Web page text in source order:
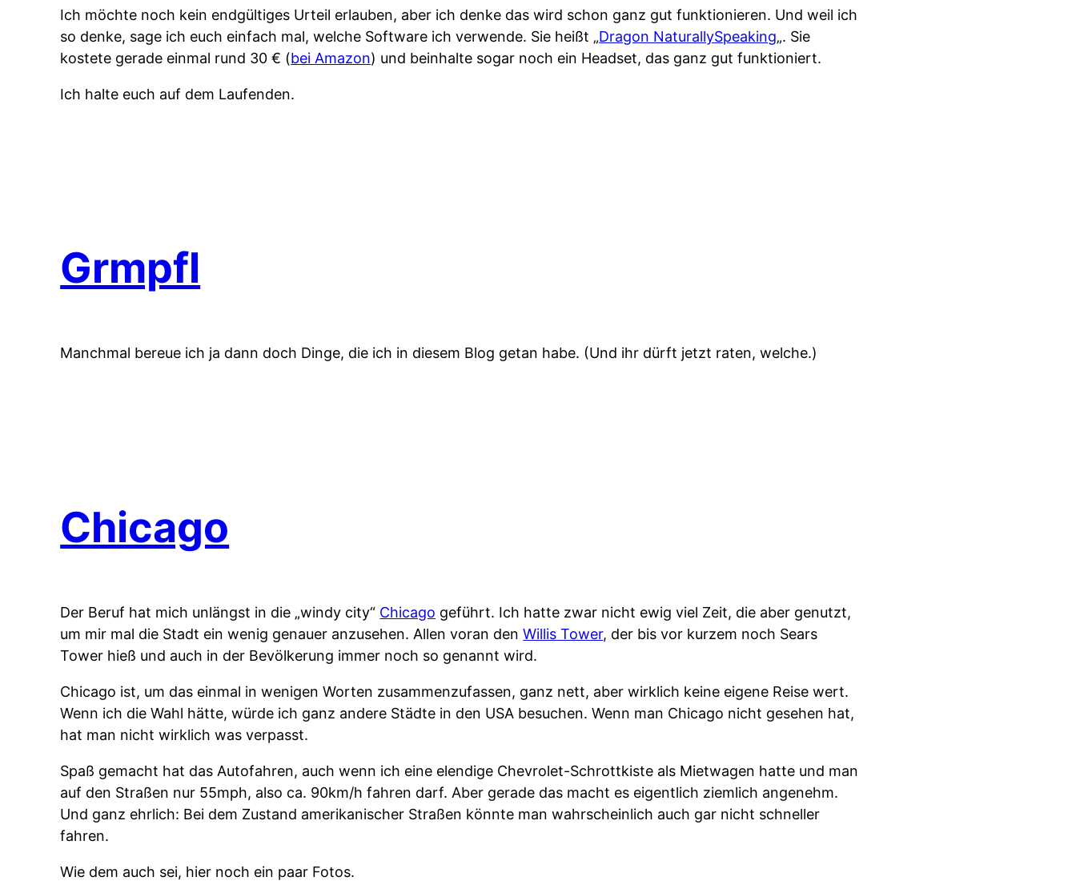
Ich möchte noch kein endgültiges Urteil erlauben, aber ich denke das wird schon ganz gut funktionieren. Und weil ich
so denke, sage ich euch einfach mal, welche Software ich verwende. Sie heißt „Dragon NaturallySpeaking„. Sie
kostete gerade einmal rund 30 € (bei Amazon) und beinhalte sogar noch ein Headset, das ganz gut funktioniert.
Ich halte euch auf dem Laufenden.
Grmpfl
Manchmal bereue ich ja dann doch Dinge, die ich in diesem Blog getan habe. (Und ihr dürft jetzt raten, welche.)
Chicago
Der Beruf hat mich unlängst in die „windy city“ Chicago geführt. Ich hatte zwar nicht ewig viel Zeit, die aber genutzt,
um mir mal die Stadt ein wenig genauer anzusehen. Allen voran denWillis Tower, der bis vor kurzem noch Sears
Tower hieß und auch in der Bevölkerung immer noch so genannt wird.
Chicago ist, um das einmal in wenigen Worten zusammenzufassen, ganz nett, aber wirklich keine eigene Reise wert.
Wenn ich die Wahl hätte, würde ich ganz andere Städte in den USA besuchen. Wenn man Chicago nicht gesehen hat,
hat man nicht wirklich was verpasst.
Spaß gemacht hat das Autofahren, auch wenn ich eine elendige Chevrolet-Schrottkiste als Mietwagen hatte und man
auf den Straßen nur 55mph, also ca. 90km/h fahren darf. Aber gerade das macht es eigentlich ziemlich angenehm.
Und ganz ehrlich: Bei dem Zustand amerikanischer Straßen könnte man wahrscheinlich auch gar nicht schneller
fahren.
Wie dem auch sei, hier noch ein paar Fotos.